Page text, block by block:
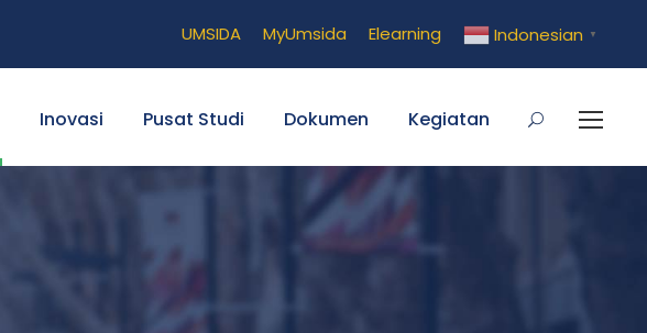
UMSIDA MyUmsida Elearning Indonesian ▼
Inovasi Pusat Studi Dokumen Kegiatan